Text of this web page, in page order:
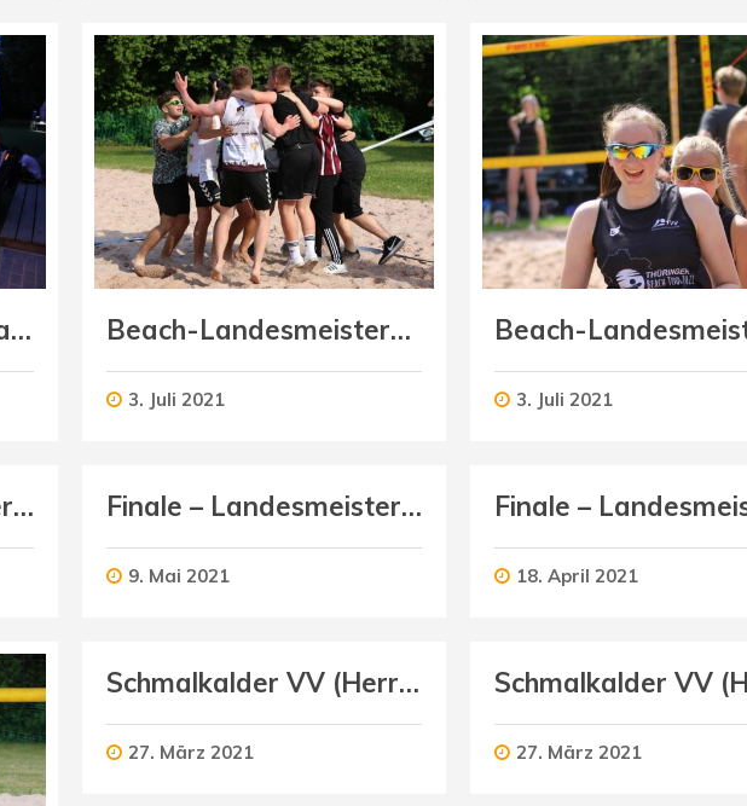
Vereinsfest des Schmalkalder VV
Finale – Landesmeisterschaft U12 weiblich
Beach-Landesmeisterschaften U19 männlich
3. Juli 2021
Finale – Landesmeisterschaft U12 männlich
9. Mai 2021
Schmalkalder VV (Herren II) : SG VfB 1919 Vacha / Geisa (Herren)
27. März 2021
3. Juli 2021
18. April 2021
27. März 2021